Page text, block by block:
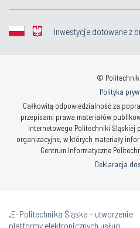
Inwestycje dotowane z
©
Polityka
Całkowitą odpowiedzialność za
przepisami prawa materiałów
internetowego Politechniki Śląskiej
organizacyjne, w których materiały
Centrum Informatyczne
Deklaracja
„E-Politechnika Śląska - utworzenie
platformy elektronicznych usług